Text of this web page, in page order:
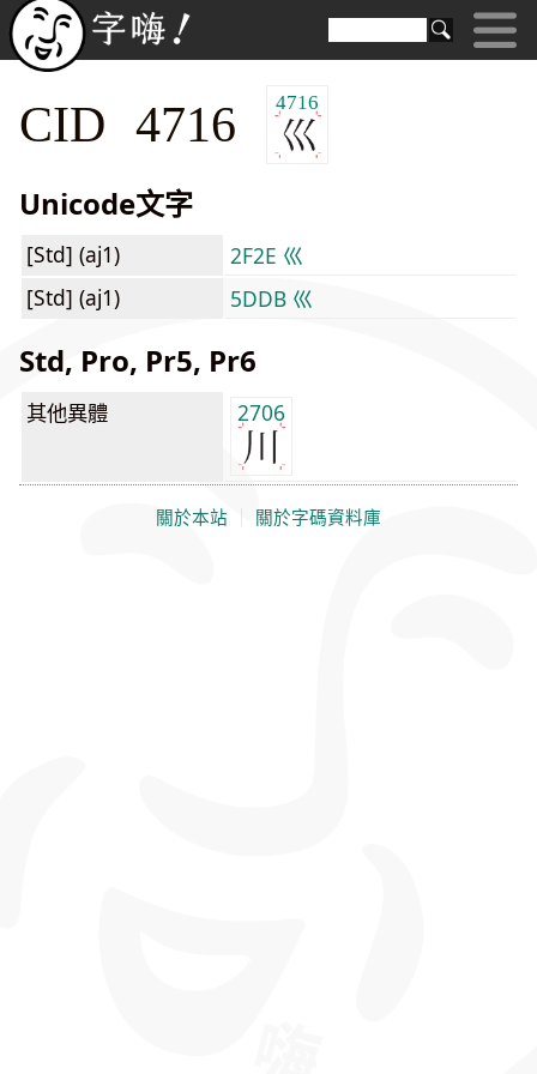
CID 4716 4716
Unicode文字
[Std] (aj1)
2F2E ⼮
[Std] (aj1)
5DDB 巛
Std, Pro, Pr5, Pr6
其他異體 2706
關於本站 關於字碼資料庫